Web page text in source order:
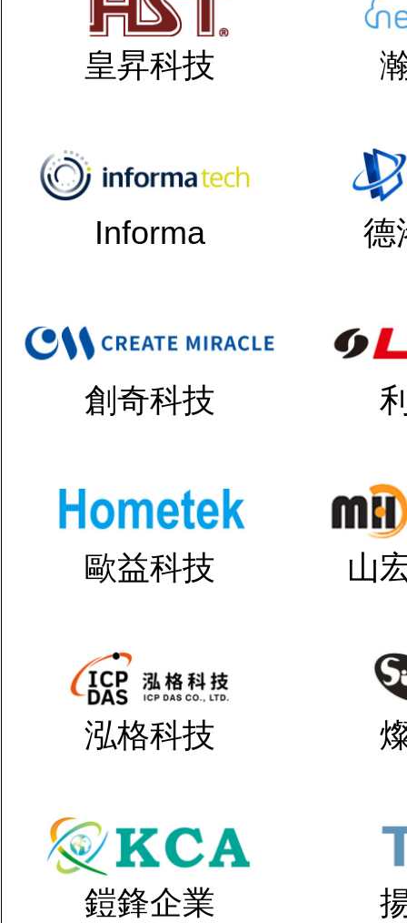
皇昇科技
Informa 德
創奇科技
歐益科技 山
泓格科技
鎧鋒企業